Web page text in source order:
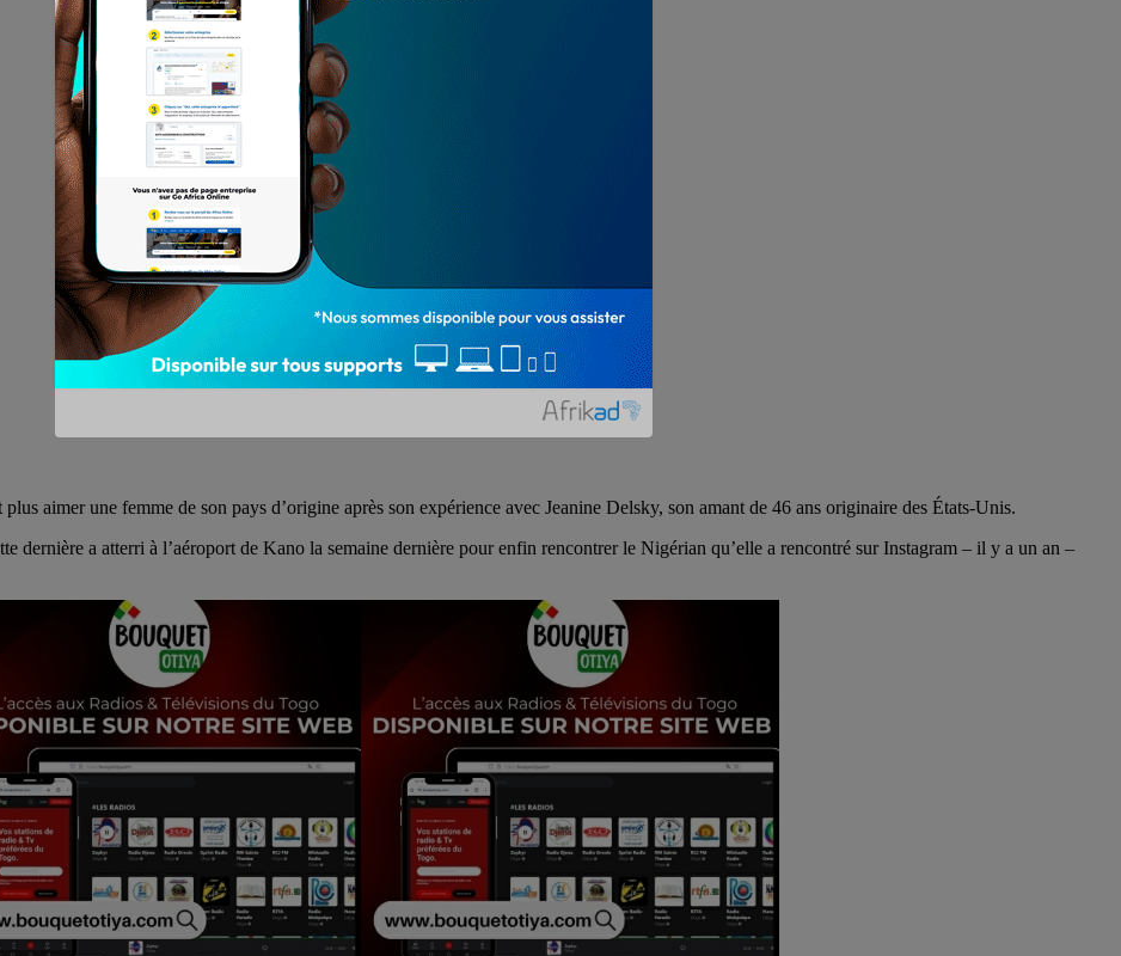
aimer une femme de son pays d’origine après son expérience avec Jeanine Delsky, son amant de 46 ans originaire des États-Unis.
dernière a atterri à l’aéroport de Kano la semaine dernière pour enfin rencontrer le Nigérian qu’elle a rencontré sur Instagram – il y a un an –